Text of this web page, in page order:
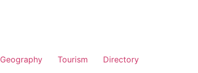
Geography Tourism Directory